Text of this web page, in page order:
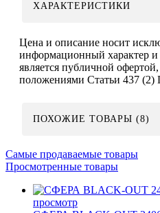
ХАРАКТЕРИСТИКИ
Цена и описание носит
информационный характер
является публичной
положениями Статьи 437 (2)
ПОХОЖИЕ ТОВАРЫ (8)
Самые продаваемые товары
Просмотренные товары
просмотр